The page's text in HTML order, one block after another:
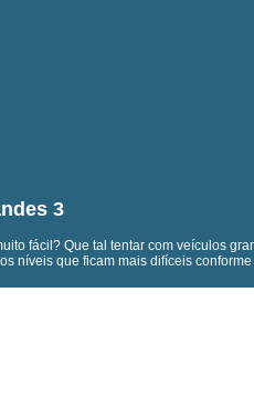
3
fácil? Que tal tentar com veículos
níveis que ficam mais difíceis